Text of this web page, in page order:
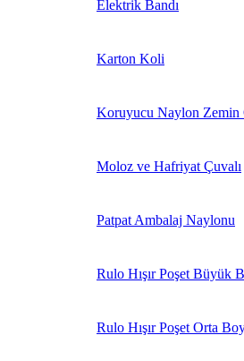
Elektrik Bandı
Karton Koli
Koruyucu Naylon Zemin
Moloz ve Hafriyat Çuvalı
Patpat Ambalaj Naylonu
Rulo Hışır Poşet Büyük
Rulo Hışır Poşet Orta